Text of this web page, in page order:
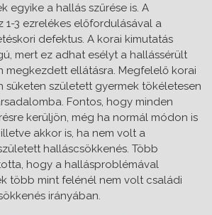
egyike a hallás szűrése is. A
1-3 ezrelékes előfordulásával a
defektus. A korai kimutatás
mert ez adhat esélyt a hallássérült
megkezdett ellátásra. Megfelelő korai
süketen született gyermek tökéletesen
Fontos, hogy minden
kerüljön, még ha normál módon is
akkor is, ha nem volt a
halláscsökkenés. Több
hogy a hallásproblémával
több mint felénél nem volt családi
irányában.